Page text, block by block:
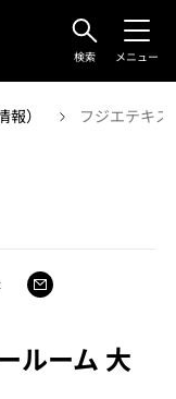
検索 メニュー
報） フジエテキ
ルーム 大